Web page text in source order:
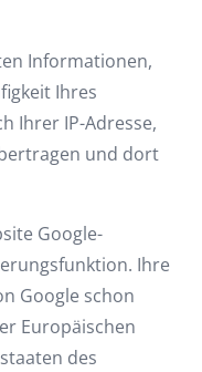
Informationen,
Ihres
Ihrer IP-Adresse,
und dort
Google-
Ihre
Google schon
Europäischen
des